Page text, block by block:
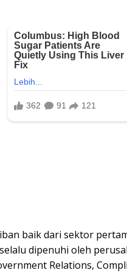
baik dari sektor
dipenuhi oleh
Relations,